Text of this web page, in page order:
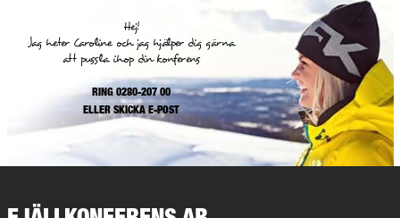
Hej!
Jag heter Caroline och jag hjälper dig gärna
att pussla ihop din konferens
RING 0280-207 00
ELLERSKICKA E-POST